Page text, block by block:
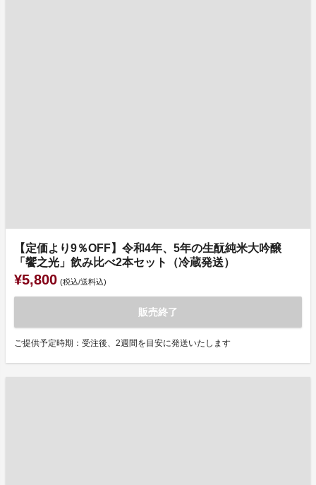
【定価より9％OFF】令和4年、5年の生酛純米大吟醸
「饗之光」飲み比べ2本セット（冷蔵発送）
¥5,800 (税込/送料込)
販売終了
ご提供予定時期：受注後、2週間を目安に発送いたします